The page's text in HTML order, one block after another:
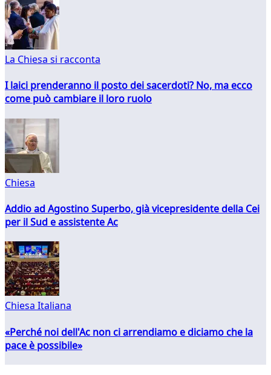
La Chiesa si racconta
I laici prenderanno il posto dei sacerdoti? No, ma ecco
come può cambiare il loro ruolo
Chiesa
Addio ad Agostino Superbo, già vicepresidente della Cei
per il Sud e assistente Ac
Chiesa Italiana
«Perché noi dell'Ac non ci arrendiamo e diciamo che la
pace è possibile»